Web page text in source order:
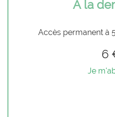
À la
Accès permanent à
6
Je